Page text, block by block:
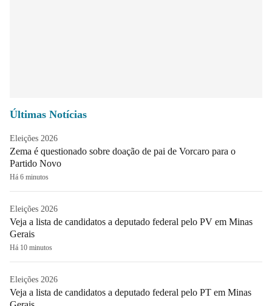
Últimas Notícias
Eleições 2026
Zema é questionado sobre doação de pai de Vorcaro para o
Partido Novo
Há 6 minutos
Eleições 2026
Veja a lista de candidatos a deputado federal pelo PV em Minas
Gerais
Há 10 minutos
Eleições 2026
Veja a lista de candidatos a deputado federal pelo PT em Minas